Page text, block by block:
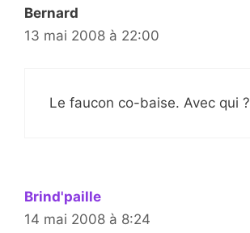
Bernard
13 mai 2008 à 22:00
Le faucon co-baise. Avec qui ?
Brind'paille
14 mai 2008 à 8:24